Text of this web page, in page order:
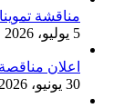
مناقشة
5 يوليو، 2026
اعلان
30 يونيو، 2026